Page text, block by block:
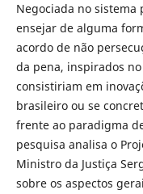
Negociada no
ensejar de alguma
acordo de não
da pena, inspirados
consistiriam em
brasileiro ou se
frente ao paradigma
pesquisa analisa o
Ministro da Justiça
sobre os aspectos